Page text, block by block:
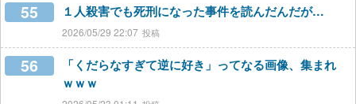
55 １人殺害でも死刑になった事件を読んだんだが…
2026/05/29 22:07
56
「くだらなすぎて逆に好き」ってなる画像、集まれ
ｗｗｗ